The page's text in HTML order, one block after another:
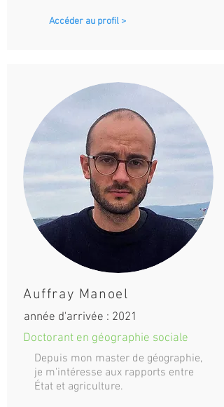
Accéder au profil >
Auffray Manoel
année d'arrivée : 2021
Doctorant en géographie sociale
Depuis mon master de géographie,
je m'intéresse aux rapports entre
État et agriculture.